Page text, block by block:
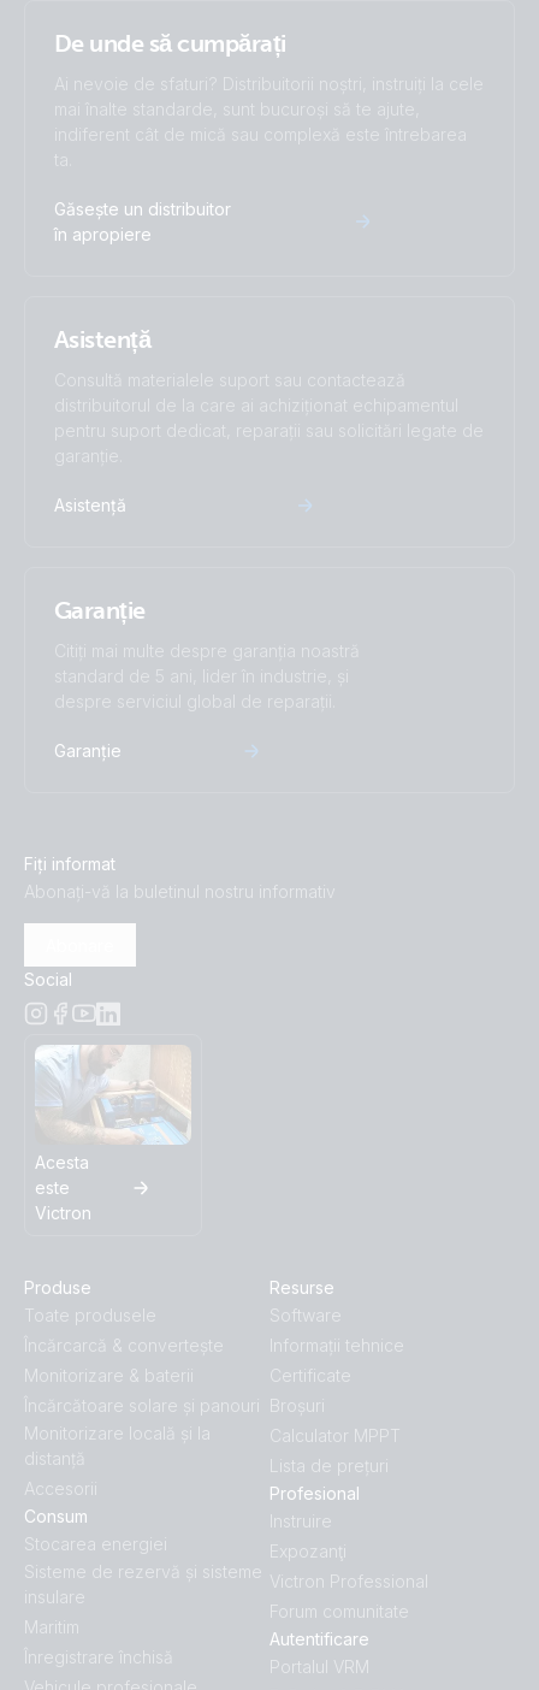
De unde să cumpărați
Ai nevoie de sfaturi? Distribuitorii noștri, instruiți la cele
mai înalte standarde, sunt bucuroși să te ajute,
indiferent cât de mică sau complexă este întrebarea
ta.
Găsește un distribuitor
în apropiere
Asistență
Consultă materialele suport sau contactează
distribuitorul de la care ai achiziționat echipamentul
pentru suport dedicat, reparații sau solicitări legate de
garanție.
Asistență
Garanție
Citiți mai multe despre garanția noastră
standard de 5 ani, lider în industrie, și
despre serviciul global de reparații.
Garanție
Fiți informat
Abonați-vă la buletinul nostru informativ
Social
Acesta
este
Victron
Produse
Toate produsele
Încărcarcă & convertește
Monitorizare & baterii
Încărcătoare solare și panouri
Monitorizare locală și la
distanță
Accesorii
Consum
Stocarea energiei
Sisteme de rezervă și sisteme
insulare
Maritim
Înregistrare închisă
Resurse
Software
Informații tehnice
Certificate
Broșuri
Calculator MPPT
Lista de prețuri
Profesional
Instruire
Expozanţi
Victron Professional
Forum comunitate
Autentificare
Portalul VRM